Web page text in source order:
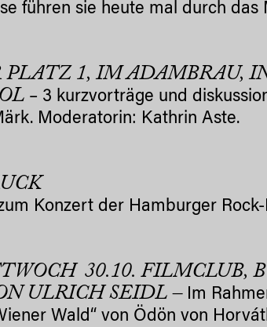
führen sie heute mal durch das
1, IM ADAMBRAU,
– 3 kurzvorträge und
Moderatorin: Kathrin Aste.
Konzert der Hamburger
30.10. FILMCLUB,
ULRICH SEIDL – Im
Wald“ von Ödön von